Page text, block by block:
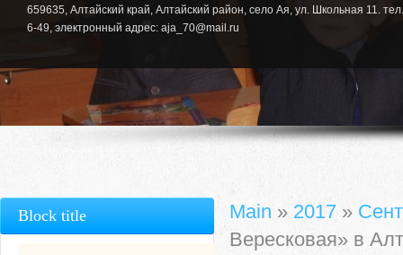
659635, Алтайский край, Алтайский район, село Ая, ул. Школьная 11.
6-49, электронный адрес: aja_70@mail.ru
Main » 2017 »
Вересковая» в
Block title